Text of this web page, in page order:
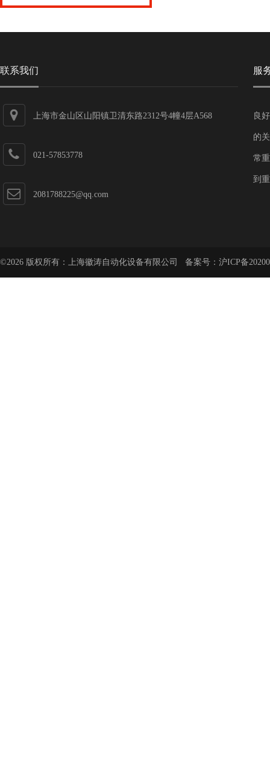
联系我们
上海市金山区山阳镇卫清东路2312号4幢4层A568
021-57853778
2081788225@qq.com
服
良
的
常
到
©2026 版权所有：上海徽涛自动化设备有限公司 备案号： 沪ICP备